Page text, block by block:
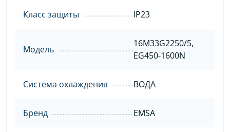
Класс защиты
IP23
Модель
16M33G2250/5,
EG450-1600N
Система охлаждения ВОДА
Бренд EMSA